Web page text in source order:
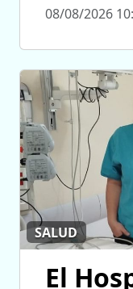
08/08/2026
SALUD
El